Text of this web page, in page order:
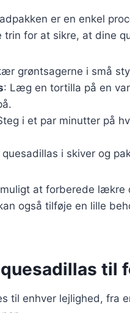
er en enkel
trin for at sikre, at dine
grøntsagerne i små
: Læg en tortilla på en
i et par minutter på
i skiver og
at forberede
også tilføje en lille
til
til enhver lejlighed, fra